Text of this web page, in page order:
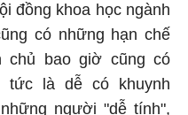
đồng khoa họcngành
có những hạn chế
chủ bao giờ cũng có
tức là dễ có khuynh
người "dễ tính",